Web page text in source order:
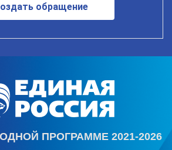
обращение
ПРОГРАММЕ 2021-2026